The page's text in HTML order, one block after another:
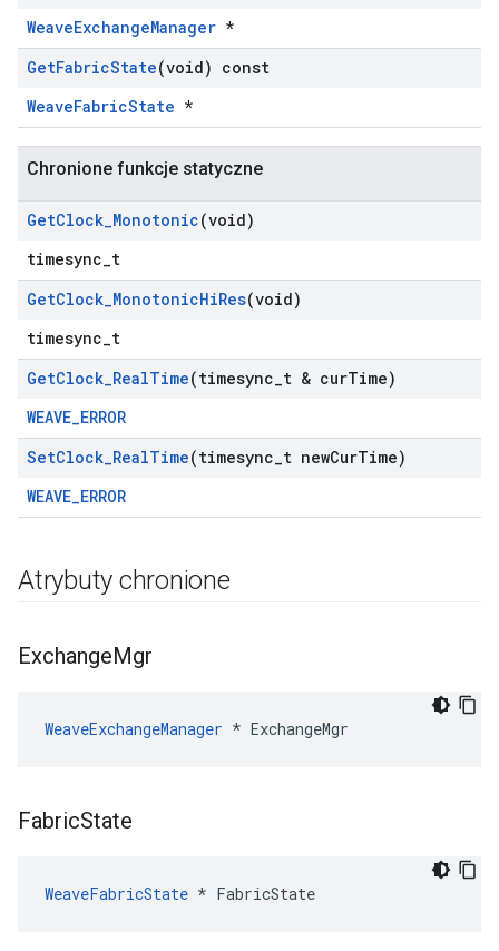
WeaveExchangeManager *
GetFabricState(void) const
WeaveFabricState *
Chronione funkcje statyczne
GetClock_Monotonic(void)
timesync_t
GetClock_MonotonicHiRes(void)
timesync_t
GetClock_RealTime(timesync t & curTime)
WEAVE_ERROR
SetClock_RealTime(timesync t newCurTime)
WEAVE_ERROR
Atrybuty chronione
ExchangeMgr
WeaveExchangeManager * ExchangeMgr
FabricState
WeaveFabricState * FabricState